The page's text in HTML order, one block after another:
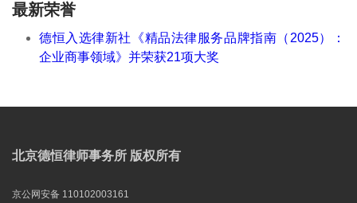
最新荣誉
德恒入选律新社《精品法律服务品牌指南（2025）：
企业商事领域》并荣获21项大奖
北京德恒律师事务所 版权所有
京公网安备 110102003161